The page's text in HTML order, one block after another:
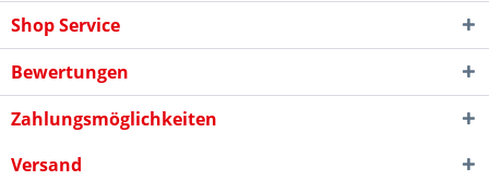
Shop Service
Bewertungen
Zahlungsmöglichkeiten
Versand